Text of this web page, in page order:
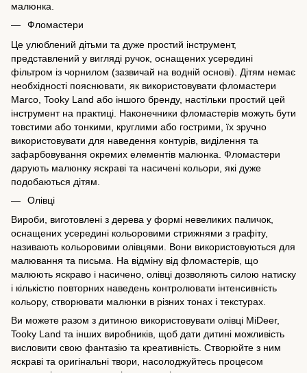
малюнка.
Фломастери
Це улюблений дітьми та дуже простий інструмент,
представлений у вигляді ручок, оснащених усередині
фільтром із чорнилом (зазвичай на водній основі). Дітям немає
необхідності пояснювати, як використовувати фломастери
Marco Tooky Land або іншого бренду, настільки простий цей
інструмент на практиці. Наконечники фломастерів можуть бути
товстими або тонкими, круглими або гострими, їх зручно
використовувати для наведення контурів, виділення та
зафарбовування окремих елементів малюнка. Фломастери
дарують малюнку яскраві та насичені кольори, які дуже
подобаються дітям.
Олівці
Вироби, виготовлені з дерева у формі невеликих паличок,
оснащених усередині кольоровими стрижнями з графіту,
називають кольоровими олівцями. Вони використовуються для
малювання та письма. На відміну від фломастерів, що
малюють яскраво і насичено, олівці дозволяють силою натиску
і кількістю повторних наведень контролювати інтенсивність
кольору, створювати малюнки в різних тонах і текстурах.
Ви можете разом з дитиною використовувати олівці MiDeer,
Tooky Land та інших виробників, щоб дати дитині можливість
висловити свою фантазію та креативність. Створюйте з ним
яскраві та оригінальні твори, насолоджуйтесь процесом